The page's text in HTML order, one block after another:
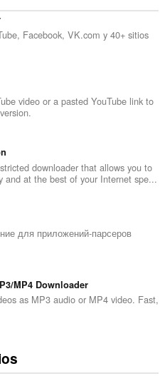
Facebook, VK.com y 40+ sitios
video or a pasted YouTube link to
downloader that allows you to
and at the best of your Internet spe...
для приложений-парсеров
MP4 Downloader
as MP3 audio or MP4 video. Fast,